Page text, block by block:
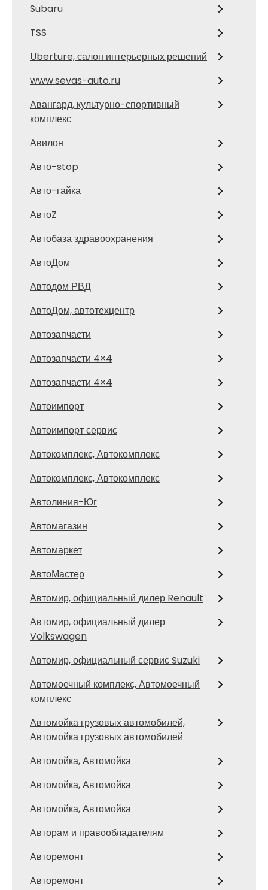
Subaru
TSS
Uberture, салон интерьерных решений
www.sevas-auto.ru
Авангард, культурно-спортивный
комплекс
Авилон
Авто-stop
Авто-гайка
АвтоZ
Автобаза здравоохранения
АвтоДом
Автодом РВД
АвтоДом, автотехцентр
Автозапчасти
Автозапчасти 4×4
Автозапчасти 4×4
Автоимпорт
Автоимпорт сервис
Автокомплекс, Автокомплекс
Автокомплекс, Автокомплекс
Автолиния-Юг
Автомагазин
Автомаркет
АвтоМастер
Автомир, официальный дилер Renault
Автомир, официальный дилер
Volkswagen
Автомир, официальный сервис Suzuki
Автомоечный комплекс, Автомоечный
комплекс
Автомойка грузовых автомобилей,
Автомойка грузовых автомобилей
Автомойка, Автомойка
Автомойка, Автомойка
Автомойка, Автомойка
Авторам и правообладателям
Авторемонт
Авторемонт